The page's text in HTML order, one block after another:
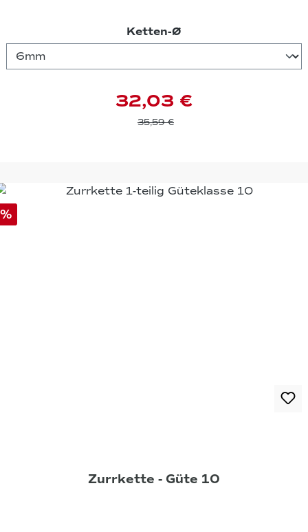
Ketten-Ø
32,03 €
35,59 €
%
Zurrkette - Güte 10